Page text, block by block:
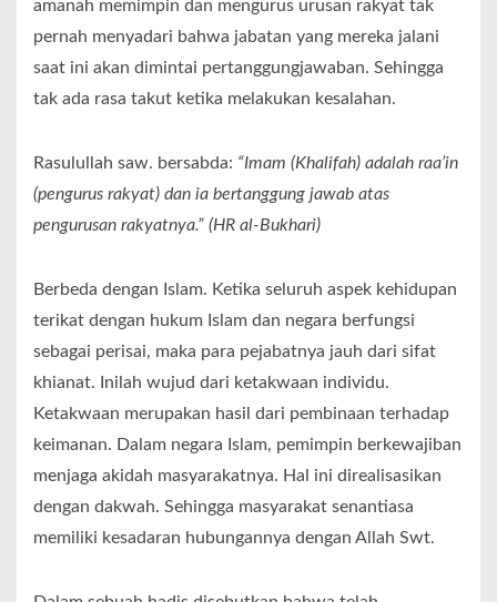
amanah memimpin dan mengurus urusan rakyat tak
pernah menyadari bahwa jabatan yang mereka jalani
saat ini akan dimintai pertanggungjawaban. Sehingga
tak ada rasa takut ketika melakukan kesalahan.
Rasulullah saw. bersabda: “Imam (Khalifah) adalah raa’in
(pengurus rakyat) dan ia bertanggung jawab atas
pengurusan rakyatnya.” (HR al-Bukhari)
Berbeda dengan Islam. Ketika seluruh aspek kehidupan
terikat dengan hukum Islam dan negara berfungsi
sebagai perisai, maka para pejabatnya jauh dari sifat
khianat. Inilah wujud dari ketakwaan individu.
Ketakwaan merupakan hasil dari pembinaan terhadap
keimanan. Dalam negara Islam, pemimpin berkewajiban
menjaga akidah masyarakatnya. Hal ini direalisasikan
dengan dakwah. Sehingga masyarakat senantiasa
memiliki kesadaran hubungannya dengan Allah Swt.